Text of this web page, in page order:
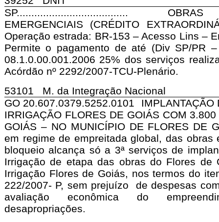
SP......................................
EMERGENCIAIS (CRÉDITO
Operação estrada: BR-153 – Acesso Lins –
Permite o pagamento de até (Div SP/PR
08.1.0.00.001.2006 25% dos serviços
Acórdão nº 2292/2007-TCU-Plenário.
53101 M. da Integração Nacional
GO 20.607.0379.5252.0101 IMPLANTAÇÃO
IRRIGAÇÃO FLORES DE GOIÁS COM
GOIÁS – NO MUNICÍPIO DE FLORES DE
em regime de empreitada global, das obras
bloqueio alcança só a 3ª serviços de
Irrigação de etapa das obras do Flores de
Irrigação Flores de Goiás, nos termos do
222/2007- P, sem prejuízo de despesas
avaliação econômica do
desapropriações.